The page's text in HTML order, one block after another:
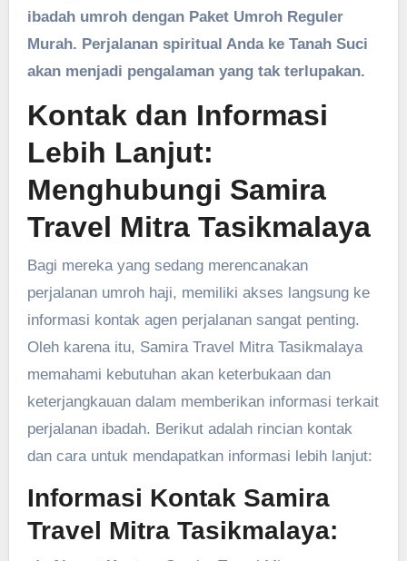
ibadah umroh dengan Paket Umroh Reguler
Murah. Perjalanan spiritual Anda ke Tanah Suci
akan menjadi pengalaman yang tak terlupakan.
Kontak dan Informasi
Lebih Lanjut:
Menghubungi Samira
Travel Mitra Tasikmalaya
Bagi mereka yang sedang merencanakan
perjalanan umroh haji, memiliki akses langsung ke
informasi kontak agen perjalanan sangat penting.
Oleh karena itu, Samira Travel Mitra Tasikmalaya
memahami kebutuhan akan keterbukaan dan
keterjangkauan dalam memberikan informasi terkait
perjalanan ibadah. Berikut adalah rincian kontak
dan cara untuk mendapatkan informasi lebih lanjut:
Informasi Kontak Samira
Travel Mitra Tasikmalaya: